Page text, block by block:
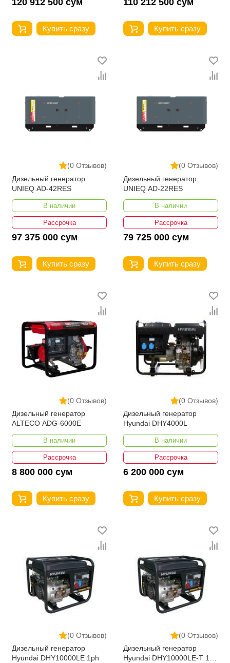
120 912 500 сум
Купить сразу
110 212 500 сум
Купить сразу
(0 Отзывов)
Дизельный генератор
UNIEQ AD-42RES
В наличии
Рассрочка
97 375 000 сум
Купить сразу
(0 Отзывов)
Дизельный генератор
UNIEQ AD-22RES
В наличии
Рассрочка
79 725 000 сум
Купить сразу
(0 Отзывов)
Дизельный генератор
ALTECO ADG-6000Е
В наличии
Рассрочка
8 800 000 сум
Купить сразу
(0 Отзывов)
Дизельный генератор
Hyundai DHY4000L
В наличии
Рассрочка
6 200 000 сум
Купить сразу
(0 Отзывов)
Дизельный генератор
Hyundai DHY10000LE 1ph
(0 Отзывов)
Дизельный генератор
Hyundai DHY10000LE-T 1-